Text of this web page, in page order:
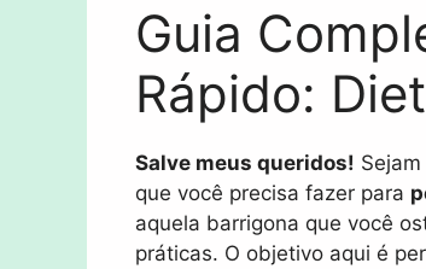
Guia
Rápido:
Salve meus queridos!
que você precisa fazer para
aquela barrigona que você
práticas. O objetivo aqui é